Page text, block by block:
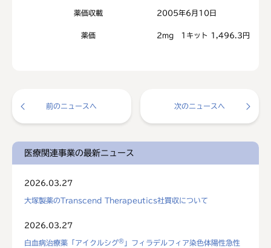
薬価収載 2005年6月10日
薬価 2mg 1キット 1,496.3円
前のニュースへ 次のニュースへ
医療関連事業の最新ニュース
2026.03.27
大塚製薬のTranscend Therapeutics社買収について
2026.03.27
白血病治療薬「アイクルシグ® 」フィラデルフィア染色体陽性急性